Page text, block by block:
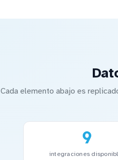
Cada elemento abajo es
9
integraciones